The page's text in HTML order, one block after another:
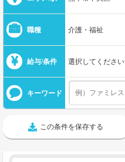
職種 介護・福祉
給与/条件 選択してください
キーワード
この条件を保存する